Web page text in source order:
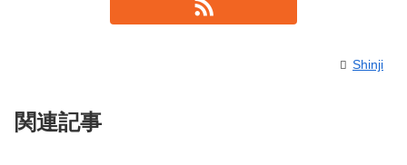
Shinji
関連記事